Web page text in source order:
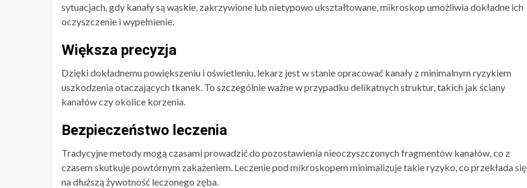
sytuacjach, gdy kanały są wąskie, zakrzywione lub nietypowo ukształtowane, mikroskop umożliwia dokładne ich
oczyszczenie i wypełnienie.
Większa precyzja
Dzięki dokładnemu powiększeniu i oświetleniu, lekarz jest w stanie opracować kanały z minimalnym ryzykiem
uszkodzenia otaczających tkanek. To szczególnie ważne w przypadku delikatnych struktur, takich jak ściany
kanałów czy okolice korzenia.
Bezpieczeństwo leczenia
Tradycyjne metody mogą czasami prowadzić do pozostawienia nieoczyszczonych fragmentów kanałów, co z
czasem skutkuje powtórnym zakażeniem. Leczenie pod mikroskopem minimalizuje takie ryzyko, co przekłada się
na dłuższą żywotność leczonego zęba.